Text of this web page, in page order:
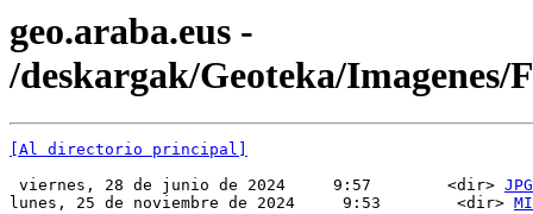
geo.araba.eus -
/deskargak/Geoteka/Imagenes/
[Al directorio principal]
viernes, 28 de junio de 2024     9:57        <dir> JPG
lunes, 25 de noviembre de 2024     9:53        <dir>